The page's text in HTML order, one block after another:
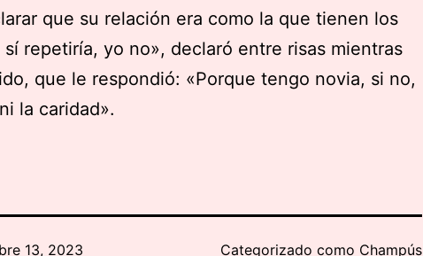
que su relación era como la que tienen los
sí repetiría, yo no», declaró entre risas mientras
que le respondió: «Porque tengo novia, si no,
la caridad».
13, 2023 Categorizado como Champús